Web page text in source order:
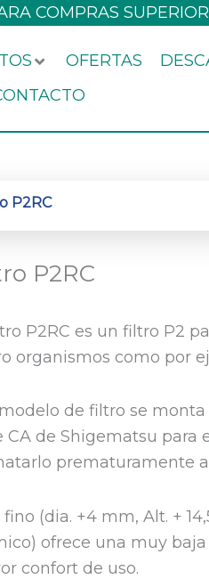
COMPRAS
OFERTAS
P2RC
P2RC
P2RC es un filtro P2
organismos como por
de filtro se
CA de Shigematsu para
prematuramente
fino (dia. +4 mm, Alt. +
ofrece una muy
confort de uso.